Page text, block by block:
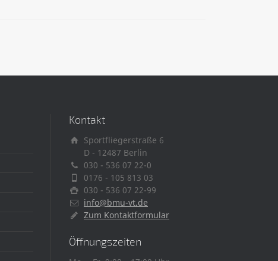
Kontakt
Sportfliegerstraße 6
D - 12487 Berlin
030 - 536 07 22-0
0176 - 105 813 03
030 - 536 07 22-99
info@bmu-vt.de
Zum Kontaktformular
Öffnungszeiten